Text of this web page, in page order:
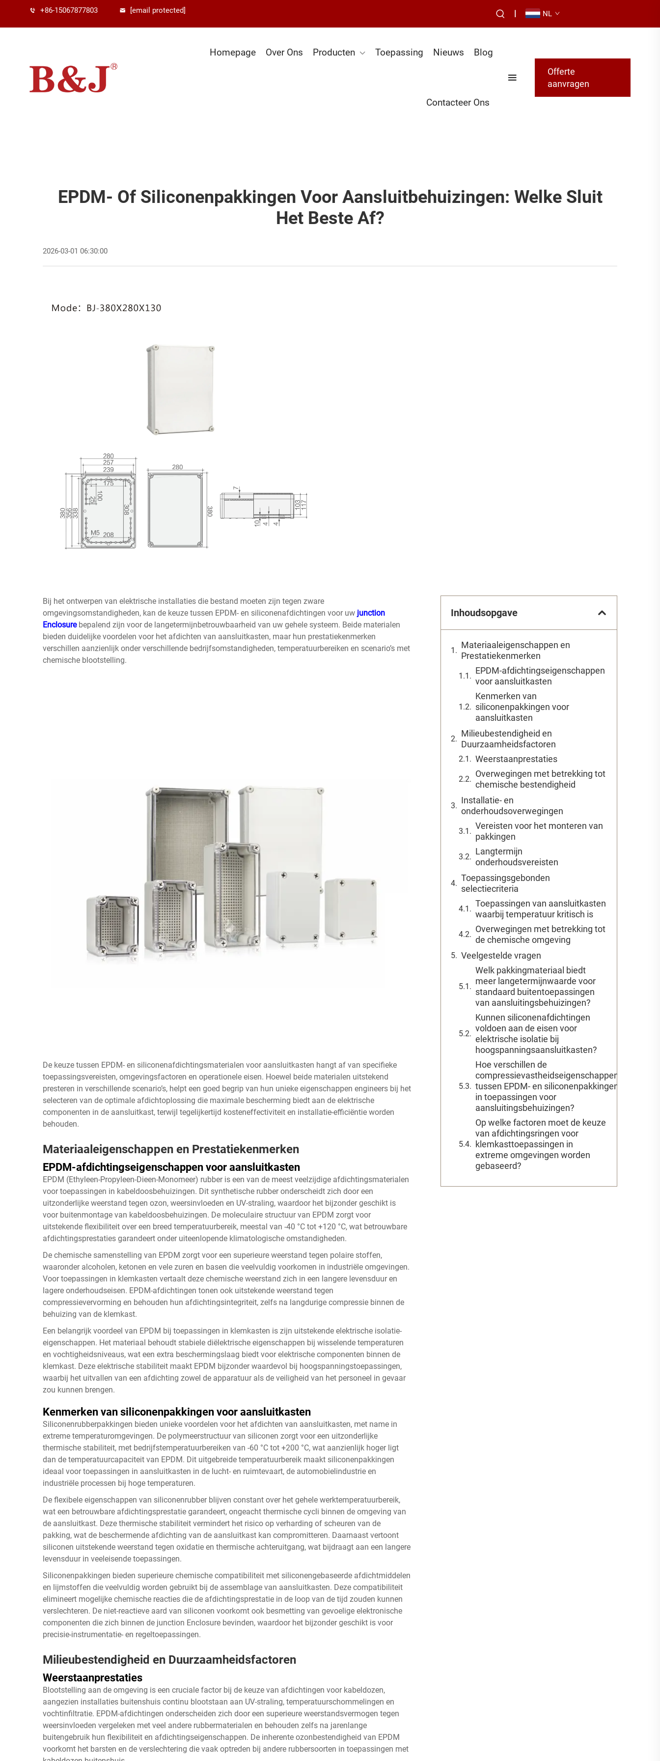
+86-15067877803 [email protected] | NL
Homepage Over Ons Producten Toepassing Nieuws Blog
Contacteer Ons
Offerte
aanvragen
EPDM- Of Siliconenpakkingen Voor Aansluitbehuizingen: Welke Sluit
Het Beste Af?
2026-03-01 06:30:00
Bij het ontwerpen van elektrische installaties die bestand moeten zijn tegen zware
omgevingsomstandigheden, kan de keuze tussen EPDM- en siliconenafdichtingen voor uw junction
Enclosure bepalend zijn voor de langetermijnbetrouwbaarheid van uw gehele systeem. Beide materialen
bieden duidelijke voordelen voor het afdichten van aansluitkasten, maar hun prestatiekenmerken
verschillen aanzienlijk onder verschillende bedrijfsomstandigheden, temperatuurbereiken en scenario’s met
chemische blootstelling.
De keuze tussen EPDM- en siliconenafdichtingsmaterialen voor aansluitkasten hangt af van specifieke
toepassingsvereisten, omgevingsfactoren en operationele eisen. Hoewel beide materialen uitstekend
presteren in verschillende scenario’s, helpt een goed begrip van hun unieke eigenschappen engineers bij het
selecteren van de optimale afdichtoplossing die maximale bescherming biedt aan de elektrische
componenten in de aansluitkast, terwijl tegelijkertijd kosteneffectiviteit en installatie-efficiëntie worden
behouden.
Materiaaleigenschappen en Prestatiekenmerken
EPDM-afdichtingseigenschappen voor aansluitkasten
EPDM (Ethyleen-Propyleen-Dieen-Monomeer) rubber is een van de meest veelzijdige afdichtingsmaterialen
voor toepassingen in kabeldoosbehuizingen. Dit synthetische rubber onderscheidt zich door een
uitzonderlijke weerstand tegen ozon, weersinvloeden en UV-straling, waardoor het bijzonder geschikt is
voor buitenmontage van kabeldoosbehuizingen. De moleculaire structuur van EPDM zorgt voor
uitstekende flexibiliteit over een breed temperatuurbereik, meestal van -40 °C tot +120 °C, wat betrouwbare
afdichtingsprestaties garandeert onder uiteenlopende klimatologische omstandigheden.
De chemische samenstelling van EPDM zorgt voor een superieure weerstand tegen polaire stoffen,
waaronder alcoholen, ketonen en vele zuren en basen die veelvuldig voorkomen in industriële omgevingen.
Voor toepassingen in klemkasten vertaalt deze chemische weerstand zich in een langere levensduur en
lagere onderhoudseisen. EPDM-afdichtingen tonen ook uitstekende weerstand tegen
compressievervorming en behouden hun afdichtingsintegriteit, zelfs na langdurige compressie binnen de
behuizing van de klemkast.
Een belangrijk voordeel van EPDM bij toepassingen in klemkasten is zijn uitstekende elektrische isolatie-
eigenschappen. Het materiaal behoudt stabiele diëlektrische eigenschappen bij wisselende temperaturen
en vochtigheidsniveaus, wat een extra beschermingslaag biedt voor elektrische componenten binnen de
klemkast. Deze elektrische stabiliteit maakt EPDM bijzonder waardevol bij hoogspanningstoepassingen,
waarbij het uitvallen van een afdichting zowel de apparatuur als de veiligheid van het personeel in gevaar
zou kunnen brengen.
Kenmerken van siliconenpakkingen voor aansluitkasten
Siliconenrubberpakkingen bieden unieke voordelen voor het afdichten van aansluitkasten, met name in
extreme temperaturomgevingen. De polymeerstructuur van siliconen zorgt voor een uitzonderlijke
thermische stabiliteit, met bedrijfstemperatuurbereiken van -60 °C tot +200 °C, wat aanzienlijk hoger ligt
dan de temperatuurcapaciteit van EPDM. Dit uitgebreide temperatuurbereik maakt siliconenpakkingen
ideaal voor toepassingen in aansluitkasten in de lucht- en ruimtevaart, de automobielindustrie en
industriële processen bij hoge temperaturen.
De flexibele eigenschappen van siliconenrubber blijven constant over het gehele werktemperatuurbereik,
wat een betrouwbare afdichtingsprestatie garandeert, ongeacht thermische cycli binnen de omgeving van
de aansluitkast. Deze thermische stabiliteit vermindert het risico op verharding of scheuren van de
pakking, wat de beschermende afdichting van de aansluitkast kan compromitteren. Daarnaast vertoont
siliconen uitstekende weerstand tegen oxidatie en thermische achteruitgang, wat bijdraagt aan een langere
levensduur in veeleisende toepassingen.
Siliconenpakkingen bieden superieure chemische compatibiliteit met siliconengebaseerde afdichtmiddelen
en lijmstoffen die veelvuldig worden gebruikt bij de assemblage van aansluitkasten. Deze compatibiliteit
elimineert mogelijke chemische reacties die de afdichtingsprestatie in de loop van de tijd zouden kunnen
verslechteren. De niet-reactieve aard van siliconen voorkomt ook besmetting van gevoelige elektronische
componenten die zich binnen de junction Enclosure bevinden, waardoor het bijzonder geschikt is voor
precisie-instrumentatie- en regeltoepassingen.
Milieubestendigheid en Duurzaamheidsfactoren
Weerstaanprestaties
Blootstelling aan de omgeving is een cruciale factor bij de keuze van afdichtingen voor kabeldozen,
aangezien installaties buitenshuis continu blootstaan aan UV-straling, temperatuurschommelingen en
vochtinfiltratie. EPDM-afdichtingen onderscheiden zich door een superieure weerstandsvermogen tegen
weersinvloeden vergeleken met veel andere rubbermaterialen en behouden zelfs na jarenlange
buitengebruik hun flexibiliteit en afdichtingseigenschappen. De inherente ozonbestendigheid van EPDM
voorkomt het barsten en de verslechtering die vaak optreden bij andere rubbersoorten in toepassingen met
Inhoudsopgave
Materiaaleigenschappen en
Prestatiekenmerken
EPDM-afdichtingseigenschappen
voor aansluitkasten
Kenmerken van
siliconenpakkingen voor
aansluitkasten
Milieubestendigheid en
Duurzaamheidsfactoren
Weerstaanprestaties
Overwegingen met betrekking tot
chemische bestendigheid
Installatie- en
onderhoudsoverwegingen
Vereisten voor het monteren van
pakkingen
Langtermijn
onderhoudsvereisten
Toepassingsgebonden
selectiecriteria
Toepassingen van aansluitkasten
waarbij temperatuur kritisch is
Overwegingen met betrekking tot
de chemische omgeving
Veelgestelde vragen
Welk pakkingmateriaal biedt
meer langetermijnwaarde voor
standaard buitentoepassingen
van aansluitingsbehuizingen?
Kunnen siliconenafdichtingen
voldoen aan de eisen voor
elektrische isolatie bij
hoogspanningsaansluitkasten?
Hoe verschillen de
compressievastheidseigenschappen
tussen EPDM- en siliconenpakkingen
in toepassingen voor
aansluitingsbehuizingen?
Op welke factoren moet de keuze
van afdichtingsringen voor
klemkasttoepassingen in
extreme omgevingen worden
gebaseerd?